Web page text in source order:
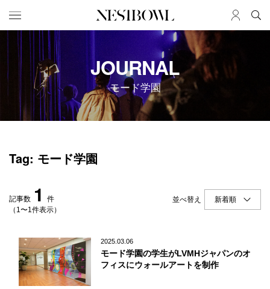
HOME
求人検索
新着求人
ブランド一覧
インタビュー
ニュース＆イベント
データ
SERVICE
初めての方へ
Q&A
ログイン
JOURNAL
モード学園
Tag: モード学園
記事数 1
件
（1〜1件表示）
並べ替え
2025.03.06
モード学園の学生がLVMHジャパンのオ
フィスにウォールアートを制作